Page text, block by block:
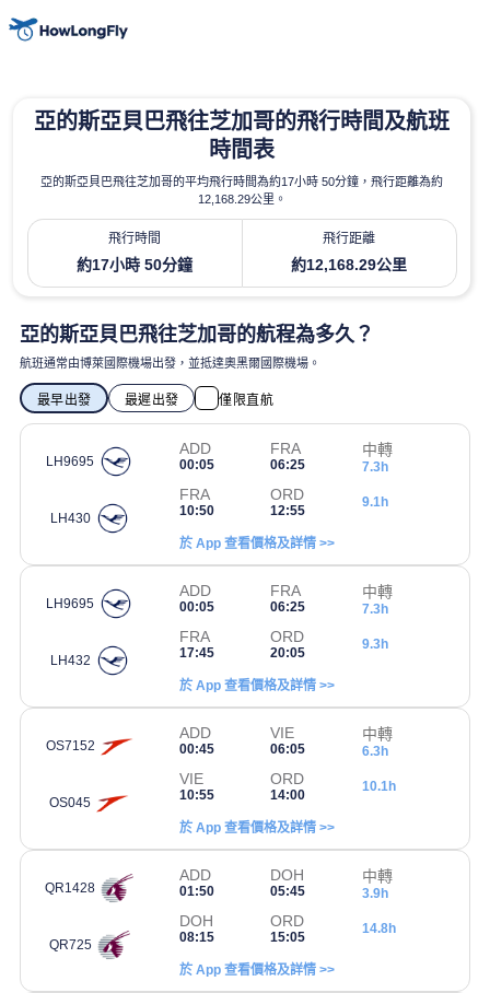
亞的斯亞貝巴飛往芝加哥的飛行時間及航班
時間表
亞的斯亞貝巴飛往芝加哥的平均飛行時間為約17小時 50分鐘，飛行距離為約
12,168.29公里。
飛行時間
約17小時 50分鐘
飛行距離
約12,168.29公里
亞的斯亞貝巴飛往芝加哥的航程為多久？
航班通常由博萊國際機場出發，並抵達奧黑爾國際機場。
最早出發 最遲出發 僅限直航
LH9695
ADD
00:05
FRA
06:25
中轉
7.3h
LH430
FRA
10:50
ORD
12:55
9.1h
於 App 查看價格及詳情 >>
LH9695
ADD
00:05
FRA
06:25
中轉
7.3h
LH432
FRA
17:45
ORD
20:05
9.3h
於 App 查看價格及詳情 >>
OS7152
ADD
00:45
VIE
06:05
中轉
6.3h
OS045
VIE
10:55
ORD
14:00
10.1h
於 App 查看價格及詳情 >>
QR1428
ADD
01:50
DOH
05:45
中轉
3.9h
QR725
DOH
08:15
ORD
15:05
14.8h
於 App 查看價格及詳情 >>